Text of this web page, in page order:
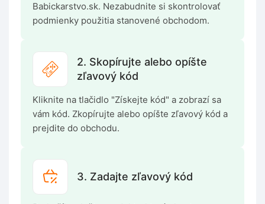
Babickarstvo.sk. Nezabudnite si skontrolovať
podmienky použitia stanovené obchodom.
2. Skopírujte alebo opíšte
zľavový kód
Kliknite na tlačidlo "Získejte kód" a zobrazí sa
vám kód. Zkopírujte alebo opíšte zľavový kód a
prejdite do obchodu.
3. Zadajte zľavový kód